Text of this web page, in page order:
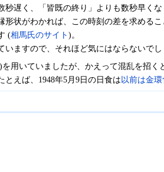
遅く、「皆既の終り」よりも数秒早く
状がわかれば、この時刻の差を求める
(相馬氏のサイト)。
ますので、それほど気にはならないでし
用いていましたが、かえって混乱を招く
えば、1948年5月9日の日食は以前は金環